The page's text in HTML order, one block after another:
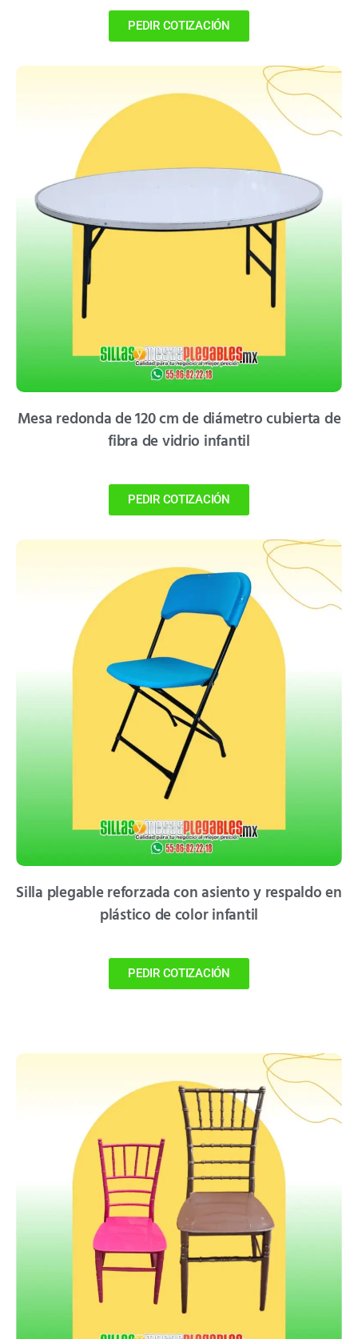
PEDIR COTIZACIÓN
Mesa redonda de 120 cm de diámetro cubierta de
fibra de vidrio infantil
PEDIR COTIZACIÓN
Silla plegable reforzada con asiento y respaldo en
plástico de color infantil
PEDIR COTIZACIÓN